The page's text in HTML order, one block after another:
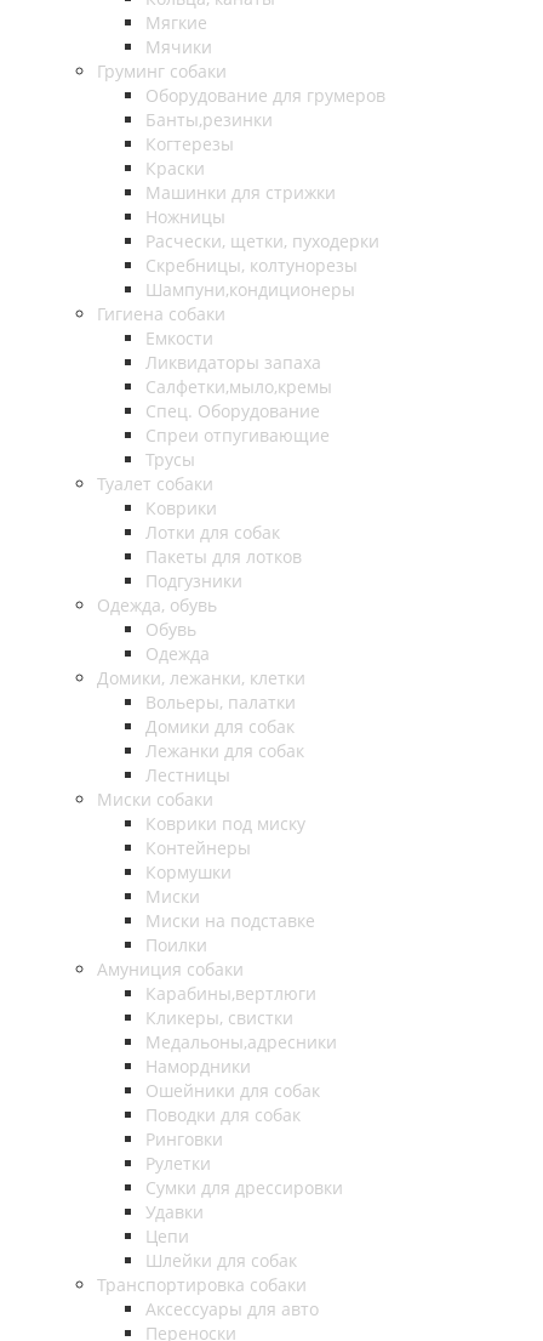
Мягкие
Мячики
Груминг собаки
Оборудование для грумеров
Банты,резинки
Когтерезы
Краски
Машинки для стрижки
Ножницы
Расчески, щетки, пуходерки
Скребницы, колтунорезы
Шампуни,кондиционеры
Гигиена собаки
Емкости
Ликвидаторы запаха
Салфетки,мыло,кремы
Спец. Оборудование
Спреи отпугивающие
Трусы
Туалет собаки
Коврики
Лотки для собак
Пакеты для лотков
Подгузники
Одежда, обувь
Обувь
Одежда
Домики, лежанки, клетки
Вольеры, палатки
Домики для собак
Лежанки для собак
Лестницы
Миски собаки
Коврики под миску
Контейнеры
Кормушки
Миски
Миски на подставке
Поилки
Амуниция собаки
Карабины,вертлюги
Кликеры, свистки
Медальоны,адресники
Намордники
Ошейники для собак
Поводки для собак
Ринговки
Рулетки
Сумки для дрессировки
Удавки
Цепи
Шлейки для собак
Транспортировка собаки
Аксессуары для авто
Переноски